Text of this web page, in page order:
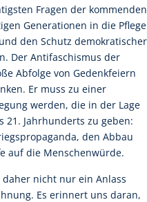
Fragen der kommenden
Generationen in die Pflege
den Schutz demokratischer
Der Antifaschismus der
Abfolge von Gedenkfeiern
Er muss zu einer
werden, die in der Lage
21. Jahrhunderts zu geben:
den Abbau
auf die Menschenwürde.
daher nicht nur ein Anlass
Es erinnert uns daran,